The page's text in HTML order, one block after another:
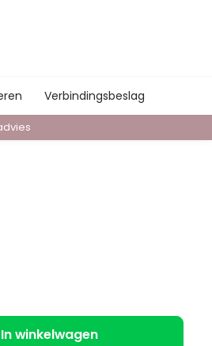
Verbindingsbeslag
In winkelwagen